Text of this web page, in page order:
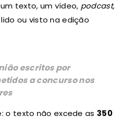
texto, um vídeo, podcast,
ou visto na edição
escritos por
a concurso nos
o texto não excede as 350